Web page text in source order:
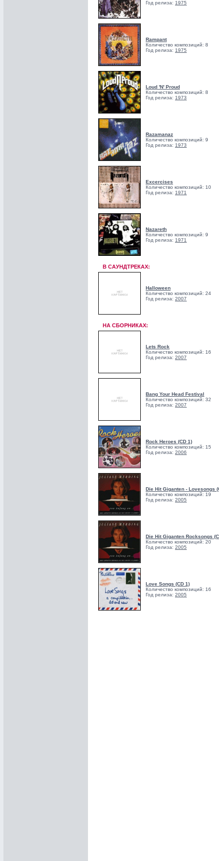
Год релиза: 1975
Rampant
Количество композиций: 8
Год релиза: 1975
Loud 'N' Proud
Количество композиций: 8
Год релиза: 1973
Razamanaz
Количество композиций: 9
Год релиза: 1973
Excercises
Количество композиций: 10
Год релиза: 1971
Nazareth
Количество композиций: 9
Год релиза: 1971
В САУНДТРЕКАХ:
Halloween
Количество композиций: 24
Год релиза: 2007
НА СБОРНИКАХ:
Lets Rock
Количество композиций: 16
Год релиза: 2007
Bang Your Head Festival
Количество композиций: 32
Год релиза: 2007
Rock Heroes (CD 1)
Количество композиций: 15
Год релиза: 2006
Die Hit Giganten - Lovesongs
Количество композиций: 19
Год релиза: 2005
Die Hit Giganten Rocksongs
Количество композиций: 20
Год релиза: 2005
Love Songs (CD 1)
Количество композиций: 16
Год релиза: 2005